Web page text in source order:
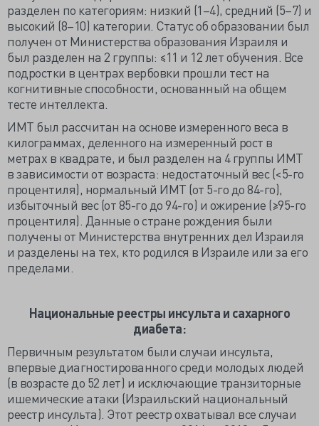
разделен по категориям: низкий (1–4), средний (5–7) и
высокий (8–10) категории. Статус об образовании был
получен от Министерства образования Израиля и
был разделен на 2 группы: ≤11 и 12 лет обучения. Все
подростки в центрах вербовки прошли тест на
когнитивные способности, основанный на общем
тесте интеллекта.
ИМТ был рассчитан на основе измеренного веса в
килограммах, деленного на измеренный рост в
метрах в квадрате, и был разделен на 4 группы ИМТ
в зависимости от возраста: недостаточный вес (<5-го
процентиля), нормальный ИМТ (от 5-го до 84-го),
избыточный вес (от 85-го до 94-го) и ожирение (≥95-го
процентиля). Данные о стране рождения были
получены от Министерства внутренних дел Израиля
и разделены на тех, кто родился в Израиле или за его
пределами.
Национальные реестры инсульта и сахарного
диабета:
Первичным результатом были случаи инсульта,
впервые диагностированного среди молодых людей
(в возрасте до 52 лет) и исключающие транзиторные
ишемические атаки (Израильский национальный
реестр инсульта). Этот реестр охватывал все случаи